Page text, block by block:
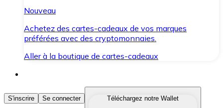
Nouveau
Achetez des cartes-cadeaux de vos marques
préférées avec des cryptomonnaies.
Aller à la boutique de cartes-cadeaux
Acheter des Cryptomonnaies
S'inscrire Se connecter
Téléchargez notre Wallet